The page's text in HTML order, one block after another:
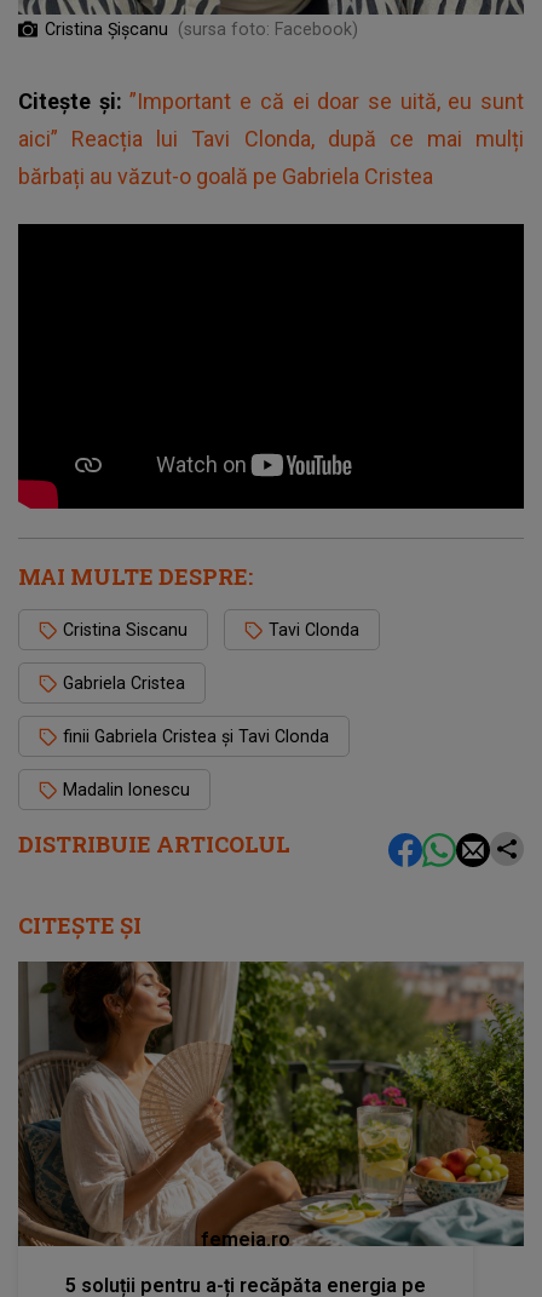
DISTRIBUIE ARTICOLUL
Cristina Șișcanu (sursa foto: Facebook)
Citește și:”Important e că ei doar se uită, eu sunt
aici” Reacția lui Tavi Clonda, după ce mai mulți
bărbați au văzut-o goală pe Gabriela Cristea
MAI MULTE DESPRE:
Cristina Siscanu Tavi Clonda
Gabriela Cristea
finii Gabriela Cristea și Tavi Clonda
Madalin Ionescu
CITEȘTE ȘI
femeia.ro
5 soluții pentru a-ți recăpăta energia pe